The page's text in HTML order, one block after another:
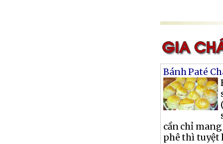
Bánh Paté
cần chỉ
phê thì tuyệt